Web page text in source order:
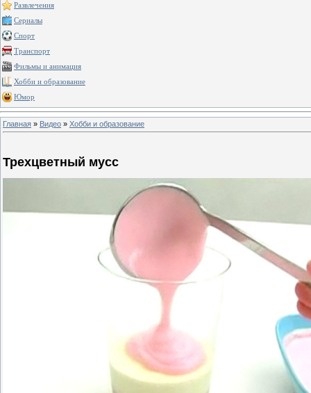
Развлечения
Сериалы
Спорт
Транспорт
Фильмы и анимация
Хобби и образование
Юмор
Главная » Видео » Хобби и образование
Трехцветный мусс